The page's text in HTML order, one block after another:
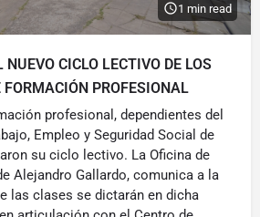
1 min read
NUEVO CICLO LECTIVO DE LOS
FORMACIÓN PROFESIONAL
profesional, dependientes del
Empleo y Seguridad Social de
su ciclo lectivo. La Oficina de
Alejandro Gallardo, comunica a la
las clases se dictarán en dicha